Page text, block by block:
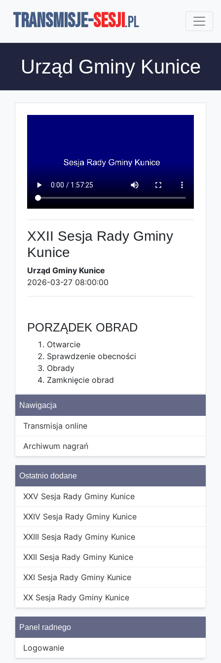
TRANSMISJE-SESJI.pl
Urząd Gminy Kunice
XXII Sesja Rady Gminy
Kunice
Urząd Gminy Kunice
2026-03-27 08:00:00
PORZĄDEK OBRAD
Otwarcie
Sprawdzenie obecności
Obrady
Zamknięcie obrad
Nawigacja
Transmisja online
Archiwum nagrań
Ostatnio dodane
XXV Sesja Rady Gminy Kunice
XXIV Sesja Rady Gminy Kunice
XXIII Sesja Rady Gminy Kunice
XXII Sesja Rady Gminy Kunice
XXI Sesja Rady Gminy Kunice
XX Sesja Rady Gminy Kunice
Panel radnego
Logowanie